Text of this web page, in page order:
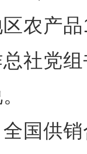
农产
社党
供销